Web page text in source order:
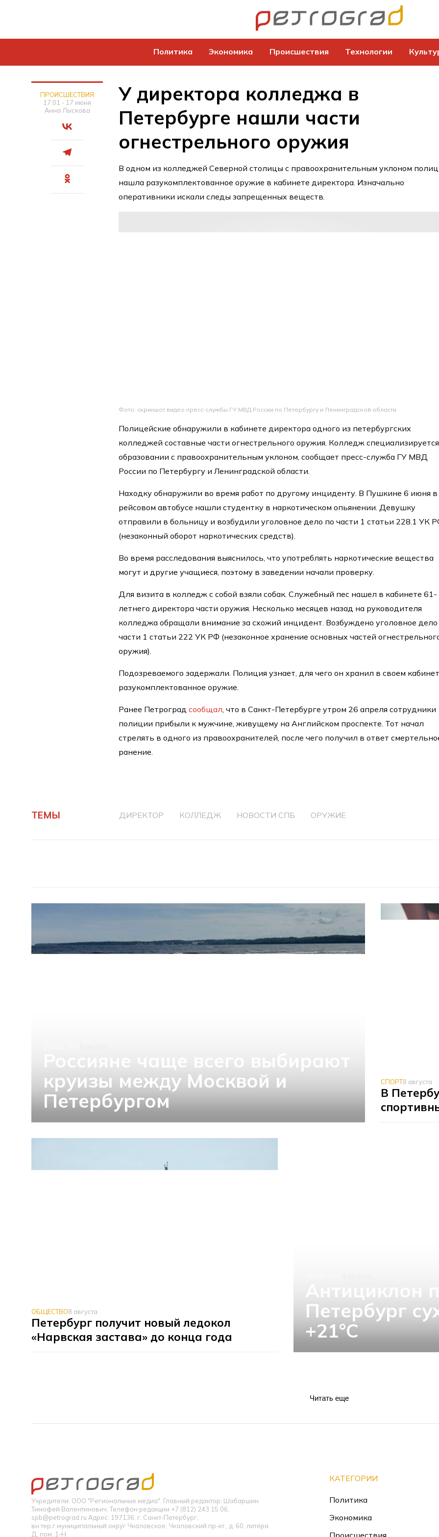
Политика Экономика Происшествия Технологии
ПРОИСШЕСТВИЯ
17:01 - 17 июня
Анна Лыскова
У директора колледжа в
Петербурге нашли части
огнестрельного оружия
В одном из колледжей Северной столицы с правоохранительным уклоном
нашла разукомплектованное оружие в кабинете директора. Изначально
оперативники искали следы запрещенных веществ.
Фото: скриншот видео пресс-службы ГУ МВД России по Петербургу и Ленинградской области
Полицейские обнаружили в кабинете директора одного из петербургских
колледжей составные части огнестрельного оружия. Колледж
образовании с правоохранительным уклоном, сообщает пресс-служба ГУ МВД
России по Петербургу и Ленинградской области.
Находку обнаружили во время работ по другому инциденту. В Пушкине 6 июня в
рейсовом автобусе нашли студентку в наркотическом опьянении. Девушку
отправили в больницу и возбудили уголовное дело по части 1 статьи 228.1 УК
(незаконный оборот наркотических средств).
Во время расследования выяснилось, что употреблять наркотические вещества
могут и другие учащиеся, поэтому в заведении начали проверку.
Для визита в колледж с собой взяли собак. Служебный пес нашел в кабинете 61-
летнего директора части оружия. Несколько месяцев назад на руководителя
колледжа обращали внимание за схожий инцидент. Возбуждено уголовное дело
части 1 статьи 222 УК РФ (незаконное хранение основных частей
оружия).
Подозреваемого задержали. Полиция узнает, для чего он хранил в своем
разукомплектованное оружие.
Ранее Петроградсообщал , что в Санкт-Петербурге утром 26 апреля сотрудники
полиции прибыли к мужчине, живущему на Английском проспекте. Тот начал
стрелять в одного из правоохранителей, после чего получил в ответ
ранение.
ТЕМЫ ДИРЕКТОР КОЛЛЕДЖ НОВОСТИ СПБ ОРУЖИЕ
Россияне чаще всего выбирают
круизы между Москвой и
Петербургом
СПОРТ8 августа
В
ОБЩЕСТВО8 августа
Петербург получит новый ледокол
«Нарвская застава» до конца года
Петербург
+21°C
Читать еще
Учредители: ООО "Региональные медиа". Главный редактор: Шабаршин
Тимофей Валентинович. Телефон редакции +7 (812) 243 15 06,
spb@petrograd.ru Адрес: 197136, г. Санкт-Петербург,
вн.тер.г.муниципальный округ Чкаловское, Чкаловский пр-кт., д. 60, литера
Д, пом. 1-Н
КАТЕГОРИИ
Политика
Экономика